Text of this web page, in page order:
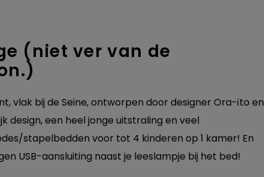
(niet ver van de
vlak bij de Seine, ontworpen door designer Ora-ïto en
design, een heel jonge uitstraling en veel
stapelbedden voor tot 4 kinderen op 1 kamer! En
USB-aansluiting naast je leeslampje bij het bed!